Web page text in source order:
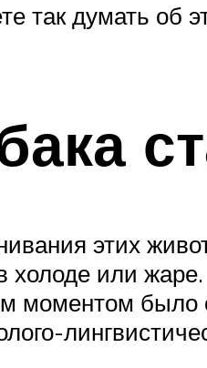
так думать об
этих
холоде или
моментом было